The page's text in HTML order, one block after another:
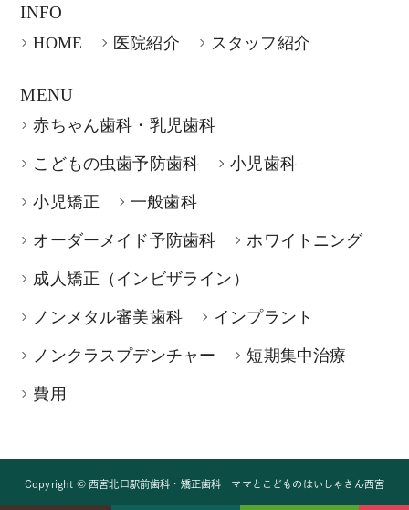
INFO
HOME 医院紹介 スタッフ紹介
MENU
赤ちゃん歯科・乳児歯科
こどもの虫歯予防歯科 小児歯科
小児矯正 一般歯科
オーダーメイド予防歯科 ホワイトニング
成人矯正（インビザライン）
ノンメタル審美歯科 インプラント
ノンクラスプデンチャー 短期集中治療
費用
Copyright © 西宮北口駅前歯科・矯正歯科 ママとこどものはいしゃさん西宮